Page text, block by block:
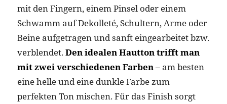
mit den Fingern, einem Pinsel oder einem
Schwamm auf Dekolleté, Schultern, Arme oder
Beine aufgetragen und sanft eingearbeitet bzw.
verblendet. Den idealen Hautton trifft man
mit zwei verschiedenen Farben– am besten
eine helle und eine dunkle Farbe zum
perfekten Ton mischen. Für das Finish sorgt